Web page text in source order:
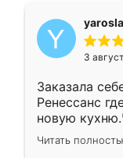
3
Заказала
Ренессанс
новую
вполне
два года,
Читать